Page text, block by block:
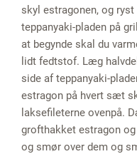
skyl estragonen, og ryst
teppanyaki-pladen på
at begynde skal du
lidt fedtstof. Læg
side af teppanyaki-
estragon på hvert sæt
laksefileterne ovenpå.
grofthakket estragon
og smør over dem og